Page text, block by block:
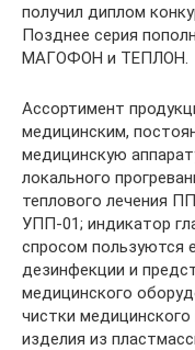
получил диплом
Позднее серия
МАГОФОН и ТЕПЛОН.
Ассортимент
медицинским,
медицинскую
локального
теплового лечения
УПП-01; индикатор
спросом пользуются
дезинфекции и
медицинского
чистки
изделия из